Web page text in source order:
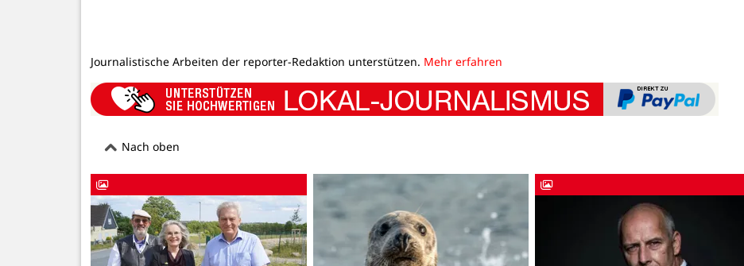
Journalistische Arbeiten der reporter-Redaktion unterstützen. Mehr erfahren
Nach oben